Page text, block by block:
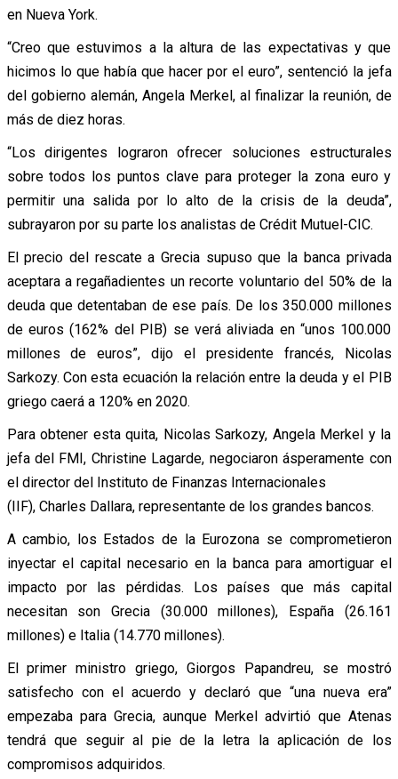
en Nueva York.
“Creo que estuvimos a la altura de las expectativas y que
hicimos lo que había que hacer por el euro”, sentenció la jefa
del gobierno alemán, Angela Merkel, al finalizar la reunión, de
más de diez horas.
“Los dirigentes lograron ofrecer soluciones estructurales
sobre todos los puntos clave para proteger la zona euro y
permitir una salida por lo alto de la crisis de la deuda”,
subrayaron por su parte los analistas de Crédit Mutuel-CIC.
El precio del rescate a Grecia supuso que la banca privada
aceptara a regañadientes un recorte voluntario del 50% de la
deuda que detentaban de ese país. De los 350.000 millones
de euros (162% del PIB) se verá aliviada en “unos 100.000
millones de euros”, dijo el presidente francés, Nicolas
Sarkozy. Con esta ecuación la relación entre la deuda y el PIB
griego caerá a 120% en 2020.
Para obtener esta quita, Nicolas Sarkozy, Angela Merkel y la
jefa del FMI, Christine Lagarde, negociaron ásperamente con
el director del Instituto de Finanzas Internacionales
(IIF), Charles Dallara, representante de los grandes bancos.
A cambio, los Estados de la Eurozona se comprometieron
inyectar el capital necesario en la banca para amortiguar el
impacto por las pérdidas. Los países que más capital
necesitan son Grecia (30.000 millones), España (26.161
millones) e Italia (14.770 millones).
El primer ministro griego, Giorgos Papandreu, se mostró
satisfecho con el acuerdo y declaró que “una nueva era”
empezaba para Grecia, aunque Merkel advirtió que Atenas
tendrá que seguir al pie de la letra la aplicación de los
compromisos adquiridos.